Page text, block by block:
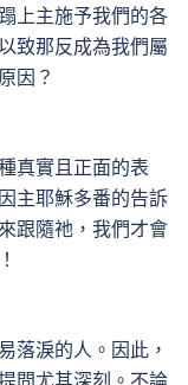
上主施予我們的各
致那反成為我們屬
因？
真實且正面的表
主耶穌多番的告訴
跟隨祂，我們才會
落淚的人。因此，
問尤其深刻。不論